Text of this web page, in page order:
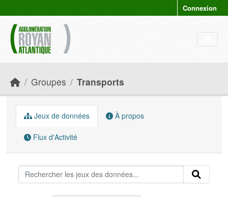
Connexion
Groupes Transports
Jeux de données À propos
Flux d'Activité